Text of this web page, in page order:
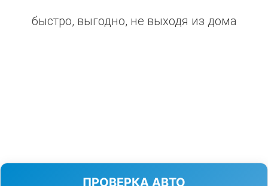
быстро, выгодно, не выходя из дома
ПРОВЕРКА АВТО